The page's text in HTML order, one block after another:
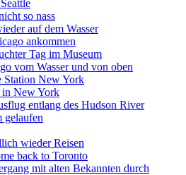
so nass
auf dem Wasser
ankommen
Tag im Museum
vom Wasser und von oben
Station New York
in New York
entlang des Hudson River
gelaufen
wieder Reisen
back to Toronto
mit alten Bekannten durch